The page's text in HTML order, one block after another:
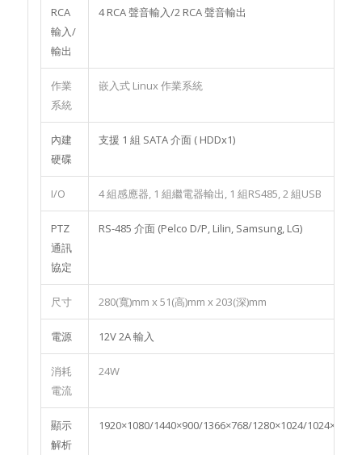
RCA
輸入/
輸出
4 RCA 聲音輸入/2 RCA 聲音輸出
作業
系統
嵌入式 Linux 作業系統
內建
硬碟
支援 1 組 SATA 介面 ( HDDx1)
I/O 4 組感應器, 1 組繼電器輸出, 1 組RS485, 2 組USB
PTZ
通訊
協定
RS-485 介面 (Pelco D/P, Lilin, Samsung, LG)
尺寸 280(寬)mm x 51(高)mm x 203(深)mm
電源 12V 2A 輸入
消耗
電流
24W
顯示
解析
1920×1080/1440×900/1366×768/1280×1024/1024×768